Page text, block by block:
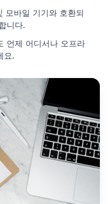
바일 기기와 호환되
니다.
언제 어디서나 오프라
요.